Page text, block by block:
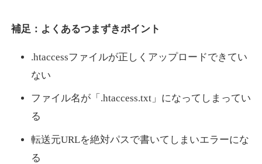
補足：よくあるつまずきポイント
.htaccessファイルが正しくアップロードできてい
ない
ファイル名が「.htaccess.txt」になってしまってい
る
転送元URLを絶対パスで書いてしまいエラーにな
る